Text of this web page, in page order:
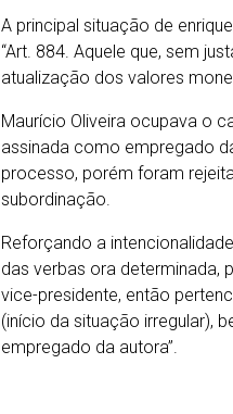
A principal situação de
“Art. 884. Aquele que, sem
atualização dos valores
Maurício Oliveira ocupava o
assinada como empregado
processo, porém foram
subordinação.
Reforçando a
das verbas ora determinada,
vice-presidente, então
(início da situação irregular),
empregado da autora”.